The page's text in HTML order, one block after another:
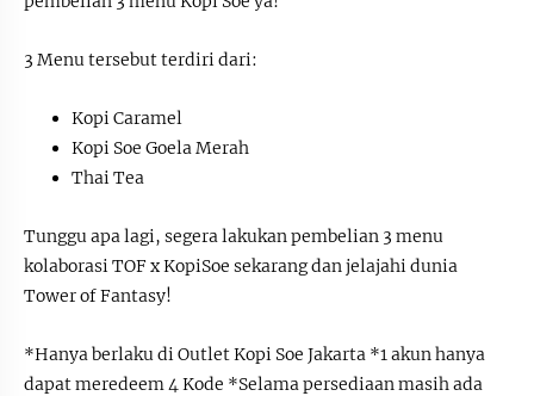
3 Menu tersebut terdiri dari:
Kopi Caramel
Kopi Soe Goela Merah
Thai Tea
Tunggu apa lagi, segera lakukan pembelian 3 menu
kolaborasi TOF x KopiSoe sekarang dan jelajahi dunia
Tower of Fantasy!
*Hanya berlaku di Outlet Kopi Soe Jakarta *1 akun hanya
dapat meredeem 4 Kode *Selama persediaan masih ada